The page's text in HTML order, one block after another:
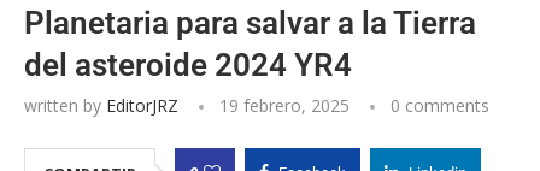
Planetaria para salvar a la Tierra
del asteroide 2024 YR4
written by EditorJRZ 19 febrero, 2025 0 comments